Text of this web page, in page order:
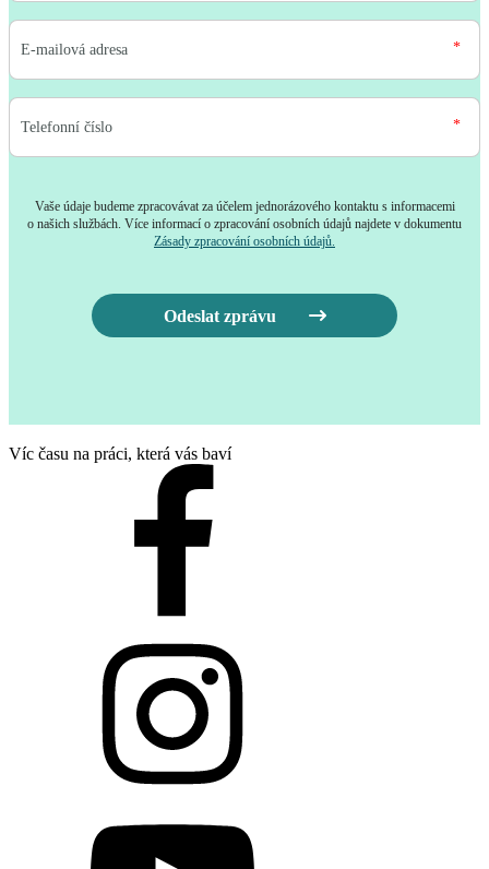
Vaše údaje budeme zpracovávat za účelem jednorázového kontaktu s informacemi
o našich službách. Více informací o zpracování osobních údajů najdete v dokumentu
Zásady zpracování osobních údajů.
Odeslat zprávu
Víc času na práci, která vás baví